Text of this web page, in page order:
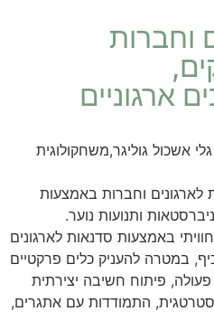
וחברות
ארגוניים
ב2013 על ידי גלי אשכול גוליגר,משחקולוגית
לארגונים וחברות באמצעות
ותנועות נוער.
באמצעות סדנאות לארגונים
במטרה להעניק כלים פרקטיים
פיתוח חשיבה יצירתית
התמודדות עם אתגרים,